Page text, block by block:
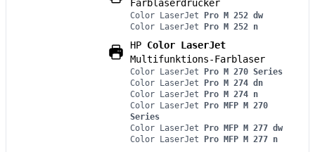
Farblaserdrucker
Color LaserJet Pro M 252 dw
Color LaserJet Pro M 252 n
HP Color LaserJet
Multifunktions-Farblaser
Color LaserJet Pro M 270 Series
Color LaserJet Pro M 274 dn
Color LaserJet Pro M 274 n
Color LaserJet Pro MFP M 270
Series
Color LaserJet Pro MFP M 277 dw
Color LaserJet Pro MFP M 277 n